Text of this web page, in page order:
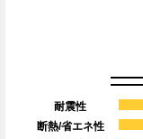
耐震性
断熱/省エネ性